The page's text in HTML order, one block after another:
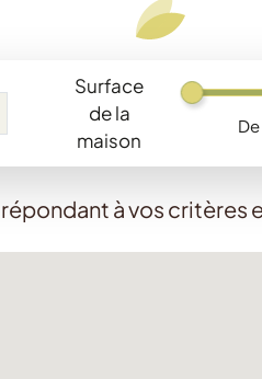
Surface
de la
maison
De
répondant à vos critères